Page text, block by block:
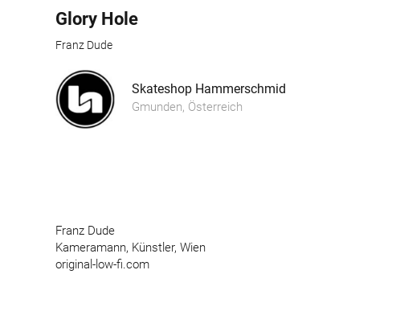
Glory Hole
Franz Dude
Skateshop Hammerschmid
Gmunden, Österreich
Franz Dude
Kameramann, Künstler, Wien
original-low-fi.com